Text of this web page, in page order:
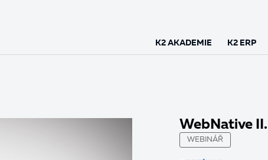
K2 AKADEMIE K2 ERP
WebNative
WEBINÁŘ